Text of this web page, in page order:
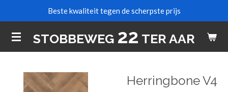
naar
de
STOBBEWEG 22 TER AAR
Beste kwaliteit tegen de scherpste prijs
Herringbone V4